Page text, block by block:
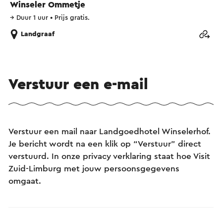
Winseler Ommetje
→ Duur 1 uur • Prijs gratis.
Landgraaf
Verstuur een e-mail
Verstuur een mail naar Landgoedhotel Winselerhof.
Je bericht wordt na een klik op “Verstuur” direct
verstuurd. In onze privacy verklaring staat hoe Visit
Zuid-Limburg met jouw persoonsgegevens
omgaat.